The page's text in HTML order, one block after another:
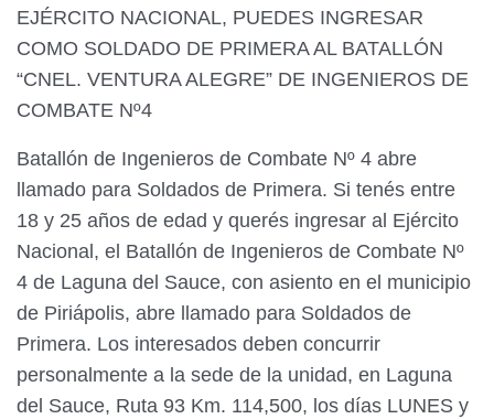
EJÉRCITO NACIONAL, PUEDES INGRESAR
COMO SOLDADO DE PRIMERA AL BATALLÓN
“CNEL. VENTURA ALEGRE” DE INGENIEROS DE
COMBATE Nº4
Batallón de Ingenieros de Combate Nº 4 abre
llamado para Soldados de Primera. Si tenés entre
18 y 25 años de edad y querés ingresar al Ejército
Nacional, el Batallón de Ingenieros de Combate Nº
4 de Laguna del Sauce, con asiento en el municipio
de Piriápolis, abre llamado para Soldados de
Primera. Los interesados deben concurrir
personalmente a la sede de la unidad, en Laguna
del Sauce, Ruta 93 Km. 114,500, los días LUNES y